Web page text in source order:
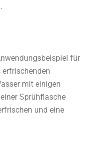
für
mit einigen
Sprühflasche
und eine